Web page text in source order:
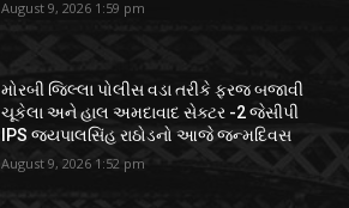
August 9, 2026 1:59 pm
મોરબી જિલ્લા પોલીસ વડા તરીકે ફરજ બજાવી
ચૂકેલા અને હાલ અમદાવાદ સેક્ટર -2 જેસીપી
IPS જયપાલસિંહ રાઠોડનો આજે જન્મદિવસ
August 9, 2026 1:52 pm